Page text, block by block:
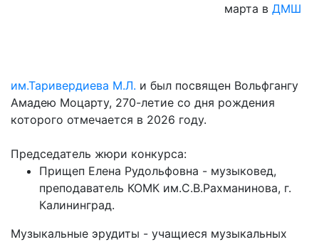
марта в ДМШ
им.Таривердиева М.Л. и был посвящен Вольфгангу
Амадею Моцарту, 270-летие со дня рождения
которого отмечается в 2026 году.
Председатель жюри конкурса:
Прищеп Елена Рудольфовна - музыковед,
преподаватель КОМК им.С.В.Рахманинова, г.
Калининград.
Музыкальные эрудиты - учащиеся музыкальных